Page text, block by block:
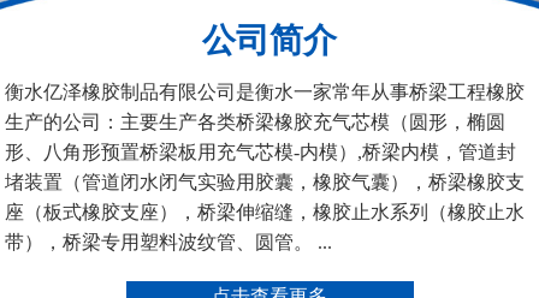
公司简介
衡水亿泽橡胶制品有限公司是衡水一家常年从事桥梁工程橡胶
生产的公司：主要生产各类桥梁橡胶充气芯模（圆形，椭圆
形、八角形预置桥梁板用充气芯模-内模）,桥梁内模，管道封
堵装置（管道闭水闭气实验用胶囊，橡胶气囊），桥梁橡胶支
座（板式橡胶支座），桥梁伸缩缝，橡胶止水系列（橡胶止水
带），桥梁专用塑料波纹管、圆管。 ...